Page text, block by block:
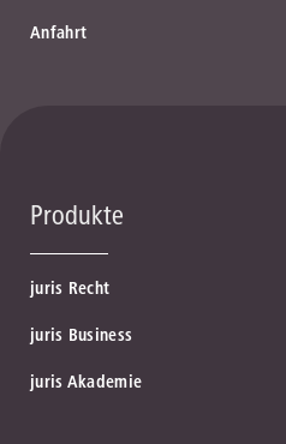
Anfahrt
Produkte
juris Recht
juris Business
juris Akademie